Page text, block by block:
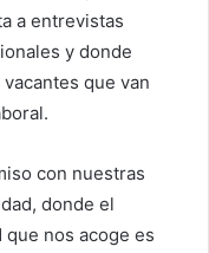
a entrevistas
y donde
que van
con nuestras
donde el
nos acoge es